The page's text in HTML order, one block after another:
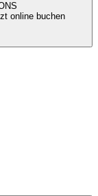
online buchen